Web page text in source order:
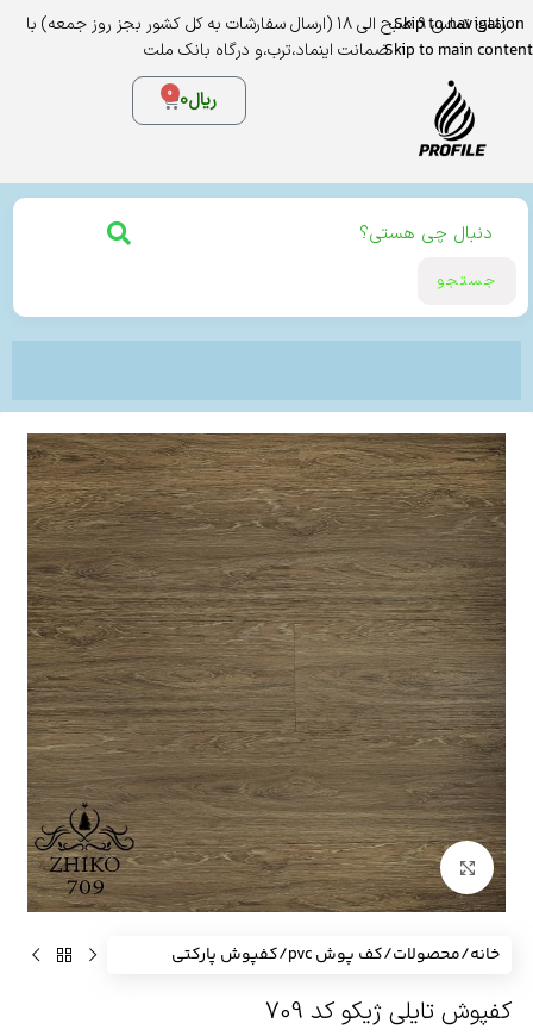
Skip to navigation
Skip to main content
زمان تماس 9 صبح الی 18 (ارسال سفارشات به کل کشور بجز روز جمعه) با
ضمانت اینماد،ترب،و درگاه بانک ملت
ریال0
0
جستجو
برای بزرگنمایی کلیک کنید
خانه/محصولات/کف پوش pvc /کفپوش پارکتی
کفپوش تایلی ژیکو کد 709